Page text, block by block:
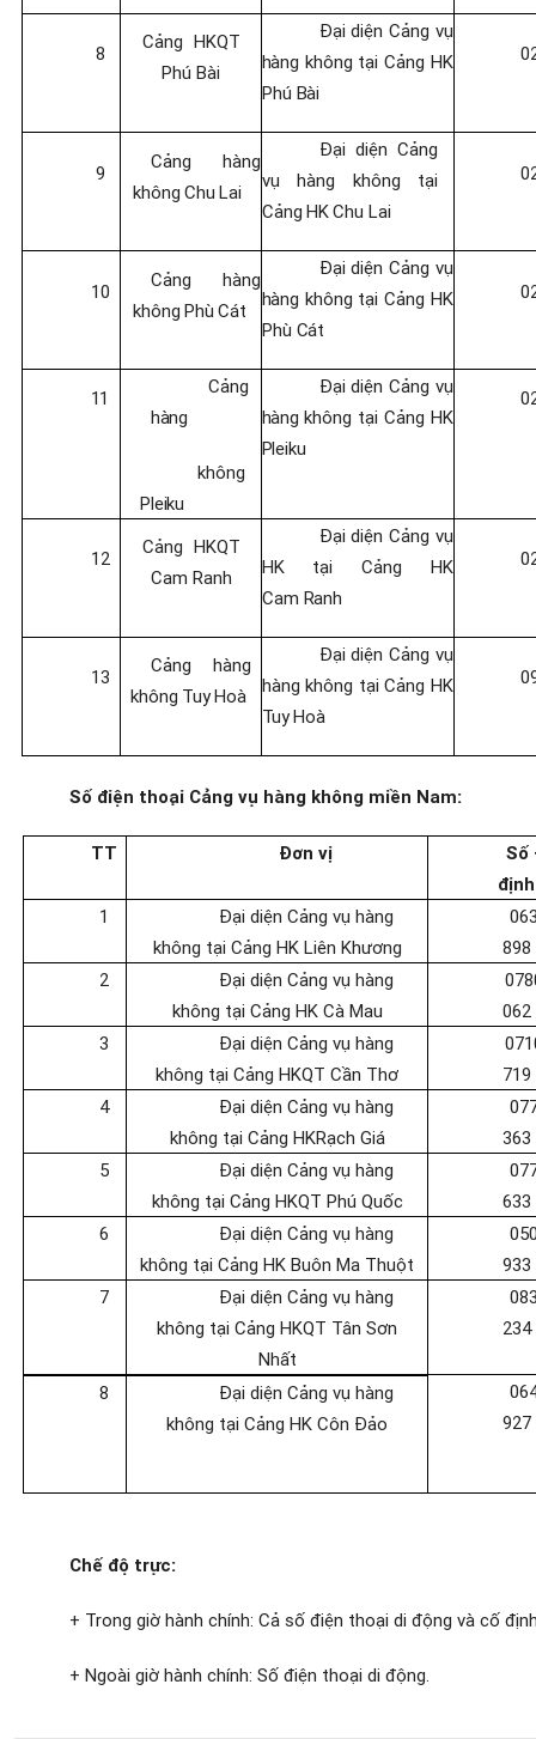
8 Cảng HKQT
Phú Bài
Đại diện Cảng vụ
hàng không tại Cảng HK
Phú Bài
9
Cảng hàng
không Chu Lai
Đại diện Cảng
vụ hàng không
tại
Cảng HKChuLai
10
Cảng hàng
không Phù Cát
Đại diện Cảng vụ
hàng không tại Cảng HK
Phù Cát
11
Cảng
hàng
không
Pleiku
Đại diện Cảng vụ
hàngkhông tại Cảng HK
Pleiku
12 Cảng HKQT
Cam Ranh
Đại diện Cảng vụ
HK
tại Cảng
HK
Cam Ranh
13
Cảng hàng
không TuyHoà
Đại diện Cảng vụ
hàng không tại Cảng HK
TuyHoà
Số điện thoại Cảng vụ hàng không miền Nam:
TT Đơn vị
Số
định
1
Đại diện Cảng vụ hàng
không tại Cảng HK Liên Khương
898
2
Đại diện Cảng vụ hàng
không tại Cảng HK Cà Mau
062
3
Đại diện Cảng vụ hàng
không tại Cảng HKQT Cần Thơ
719
4
Đại diện Cảng vụ hàng
không tại Cảng HKRạch Giá
363
5
Đại diện Cảng vụ hàng
không tại Cảng HKQT Phú Quốc
633
6
Đại diện Cảng vụ hàng
không tại Cảng HKBuôn Ma Thuột
933
7
Đại diện Cảng vụ hàng
không tại Cảng HKQT Tân Sơn
Nhất
234
8
Đại diện Cảng vụ hàng
không tại Cảng HKCôn Đảo
927
Chế độ trực:
+ Trong giờ hành chính: Cả số điện thoại di động và cố
+ Ngoài giờ hành chính: Số điện thoại di động.